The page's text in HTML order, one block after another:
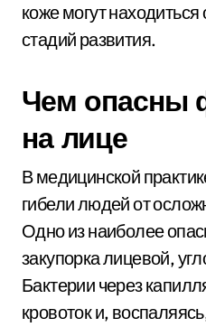
коже могут
стадий развития.
Чем опасны
на лице
В медицинской
гибели людей от
Одно из наиболее
закупорка лицевой,
Бактерии через
кровоток и,